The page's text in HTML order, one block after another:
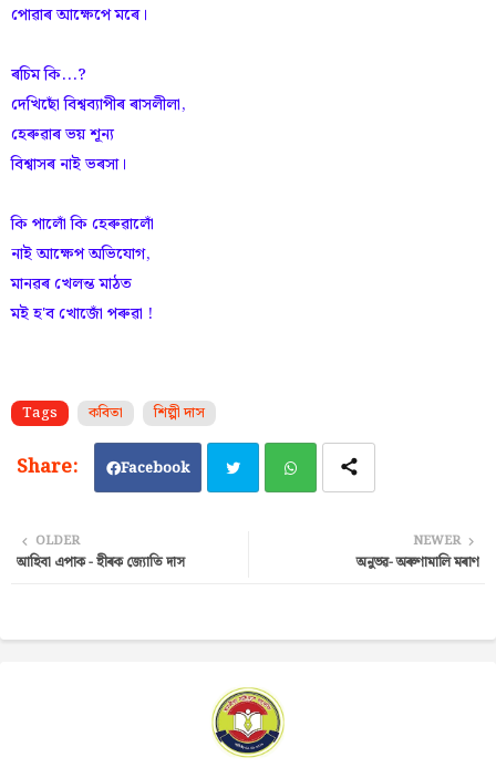
পোৱাৰ আক্ষেপে মৰে।
ৰচিম কি...?
দেখিছোঁ বিশ্বব্যাপীৰ ৰাসলীলা,
হেৰুৱাৰ ভয় শূন্য
বিশ্বাসৰ নাই ভৰসা।
কি পালোঁ কি হেৰুৱালোঁ
নাই আক্ষেপ অভিযোগ,
মানৱৰ খেলন্ত মাঠত
মই হ'ব খোজোঁ পৰুৱা !
Tags কবিতা শিল্পী দাস
Facebook
NEWER
অনুভৱ- অৰুণামালি মৰাণ
OLDER
আহিবা এপাক - হীৰক জ্যোতি দাস